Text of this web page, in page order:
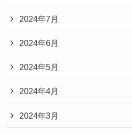
2024年7月
2024年6月
2024年5月
2024年4月
2024年3月